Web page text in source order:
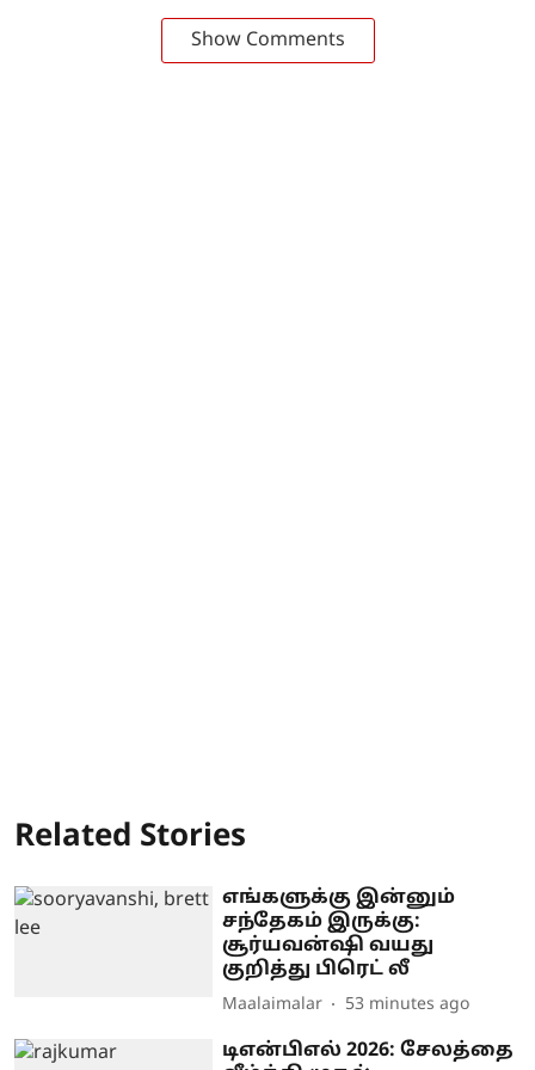
Show Comments
Related Stories
எங்களுக்கு இன்னும்
சந்தேகம் இருக்கு:
சூர்யவன்ஷி வயது
குறித்து பிரெட் லீ
Maalaimalar 53 minutes ago
டிஎன்பிஎல் 2026: சேலத்தை